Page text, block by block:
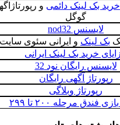
دائمیو رپورتاژاگهی ورودی
و ایرانی سئوی سایت
بک لینک ایرانی
نود 32
آگهی رایگان
وبلاگی
۲۰۰ تا ۲۹۹